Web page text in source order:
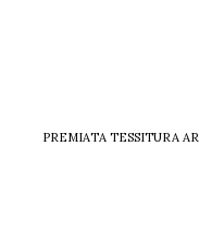
PREMIATA TESSITURA